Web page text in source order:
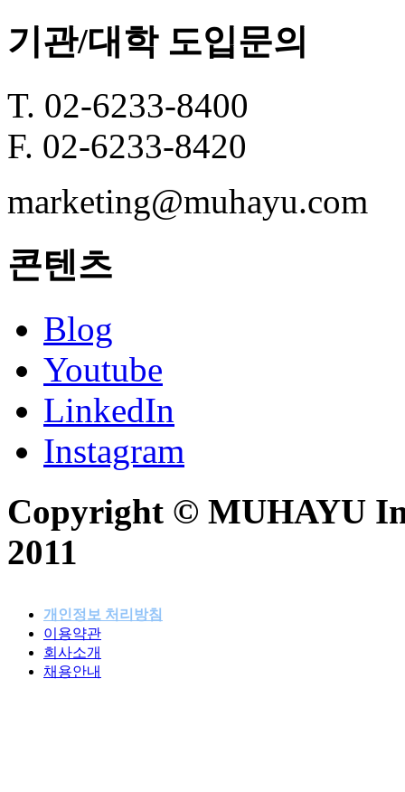
기관/대학 도입문의
T. 02-6233-8400
F. 02-6233-8420
marketing@muhayu.com
콘텐츠
Blog
Youtube
LinkedIn
Instagram
Copyright © MUHAYU
2011
개인정보 처리방침
이용약관
회사소개
채용안내